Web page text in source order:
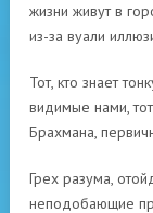
жизни живут в
из-за вуали
Тот, кто знает
видимые нами,
Брахмана,
Грех разума,
неподобающие